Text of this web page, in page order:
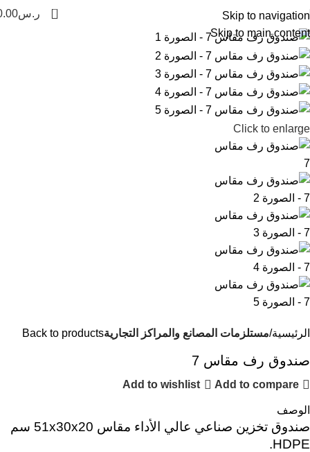
Skip to navigation
Skip to main content
0 ر.س
Click to enlarge
الرئيسية مستلزمات المصانع والمراكز التجاريةBack to products
صندوق رف مقاس 7
Add to compare
Add to wishlist
الوصف
صندوق تخزين صناعي عالي الأداء مقاس 51x30x20 سم
HDPE.